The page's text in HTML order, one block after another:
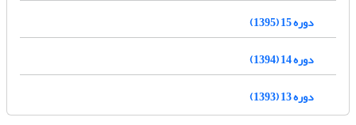
دوره 15 (1395)
دوره 14 (1394)
دوره 13 (1393)